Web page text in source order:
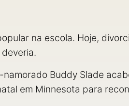
na escola. Hoje,
Buddy Slade
em Minnesota para